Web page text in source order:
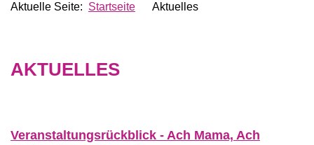
Aktuelle Seite: Startseite Aktuelles
AKTUELLES
Veranstaltungsrückblick - Ach Mama, Ach